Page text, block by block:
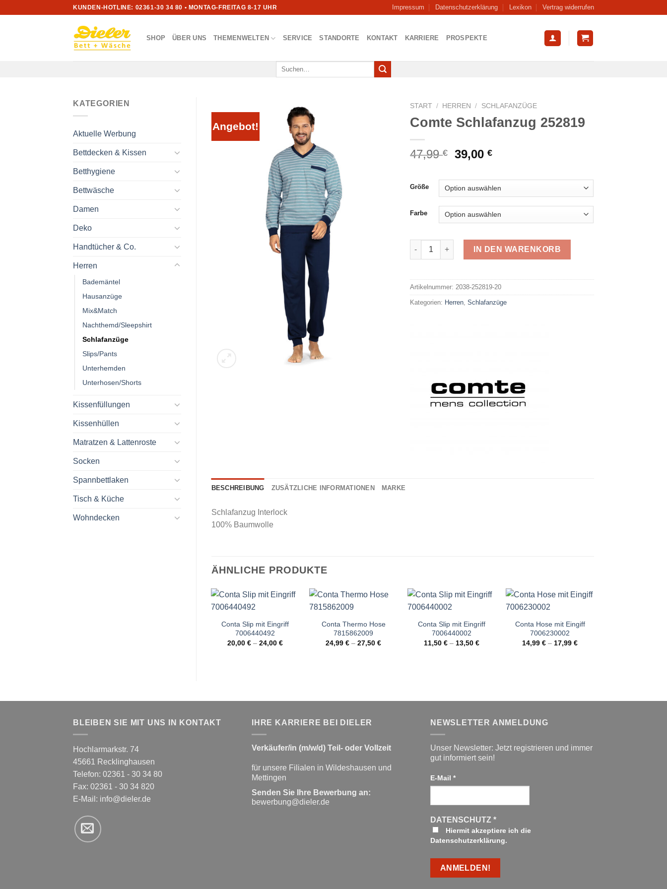
KUNDEN-HOTLINE: 02361-30 34 80 • MONTAG-FREITAG 8-17 UHR Impressum Datenschutzerklärung Lexikon Vertrag widerrufen
SHOP ÜBER UNS THEMENWELTEN SERVICE STANDORTE KONTAKT KARRIERE PROSPEKTE
Suchen
KATEGORIEN
Aktuelle Werbung
Bettdecken & Kissen
Betthygiene
Bettwäsche
Damen
Deko
Handtücher & Co.
Herren
Bademäntel
Hausanzüge
Mix&Match
Nachthemd/Sleepshirt
Schlafanzüge
Slips/Pants
Unterhemden
Unterhosen/Shorts
Kissenfüllungen
Kissenhüllen
Matratzen & Lattenroste
Socken
Spannbettlaken
Tisch & Küche
Wohndecken
Angebot!
START / HERREN / SCHLAFANZÜGE
Comte Schlafanzug 252819
47,99€
Ursprünglicher
war:
47,99 €
39,00€Aktueller
ist:
39,00 €.
Größe
Farbe
Comte Schlafanzug 252819 Menge
IN DEN WARENKORB
Artikelnummer: 2038-252819-20
Kategorien: Herren ,Schlafanzüge
BESCHREIBUNG ZUSÄTZLICHE INFORMATIONEN MARKE
Schlafanzug Interlock
100% Baumwolle
ÄHNLICHE PRODUKTE
Conta Slip mit Eingriff
7006440492
20,00€ –24,00€
Conta Thermo Hose
7815862009
24,99€ –27,50€
Conta Slip mit Eingriff
7006440002
11,50€ – 13,50€
Conta Hose mit Eingiff
7006230002
14,99€ – 17,99€
BLEIBEN SIE MIT UNS IN KONTAKT
Hochlarmarkstr. 74
45661 Recklinghausen
Telefon: 02361 - 30 34 80
Fax: 02361 - 30 34 820
E-Mail: info@dieler.de
IHRE KARRIERE BEI DIELER
Verkäufer/in (m/w/d) Teil- oder Vollzeit
für unsere Filialen in Wildeshausen und
Mettingen
Senden Sie Ihre Bewerbung an:
bewerbung@dieler.de
NEWSLETTER ANMELDUNG
Unser Newsletter: Jetzt registrieren und immer
gut informiert sein!
E-Mail *
DATENSCHUTZ *
Hiermit akzeptiere ich die
Datenschutzerklärung.